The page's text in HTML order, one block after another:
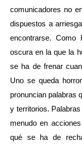
comunicadores no
dispuestos a
encontrarse. Como
oscura en la que la
se ha de frenar
Uno se queda
pronuncian palabras
y territorios.
menudo en
qué se ha de